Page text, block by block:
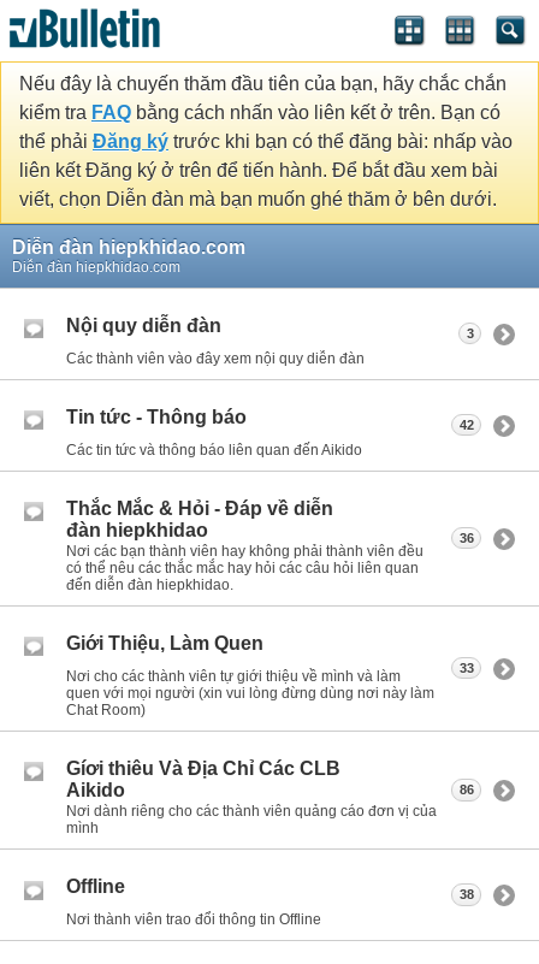
Nếu đây là chuyến thăm đầu tiên của bạn, hãy chắc chắn
kiểm tra FAQ bằng cách nhấn vào liên kết ở trên. Bạn có
thể phải Đăng ký trước khi bạn có thể đăng bài: nhấp vào
liên kết Đăng ký ở trên để tiến hành. Để bắt đầu xem bài
viết, chọn Diễn đàn mà bạn muốn ghé thăm ở bên dưới.
Diễn đàn hiepkhidao.com
Diễn đàn hiepkhidao.com
Nội quy diễn đàn
Các thành viên vào đây xem nội quy diễn đàn
3
Tin tức - Thông báo
Các tin tức và thông báo liên quan đến Aikido
42
Thắc Mắc & Hỏi - Đáp về diễn
đàn hiepkhidao
Nơi các bạn thành viên hay không phải thành viên đều
có thể nêu các thắc mắc hay hỏi các câu hỏi liên quan
đến diễn đàn hiepkhidao.
36
Giới Thiệu, Làm Quen
Nơi cho các thành viên tự giới thiệu về mình và làm
quen với mọi người (xin vui lòng đừng dùng nơi này làm
Chat Room)
33
Gíơi thiêu Và Địa Chỉ Các CLB
Aikido
Nơi dành riêng cho các thành viên quảng cáo đơn vị của
mình
86
Offline
Nơi thành viên trao đổi thông tin Offline
38